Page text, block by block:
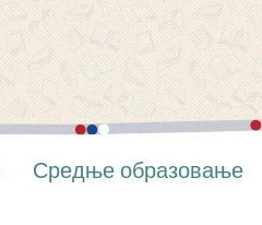
Средње образовање